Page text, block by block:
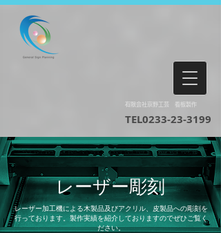
有限会社京野工芸 看板製作
TEL0233-23-3199​
レーザー彫刻
レーザー加工機による木製品及びアクリル、皮製品への彫刻を
行っております。製作実績を紹介しておりますのでぜひご覧く
ださい。